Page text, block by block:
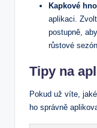
Kapkové
aplikaci.
postupně,
růstové
Tipy na
Pokud už víte,
ho správně⁣